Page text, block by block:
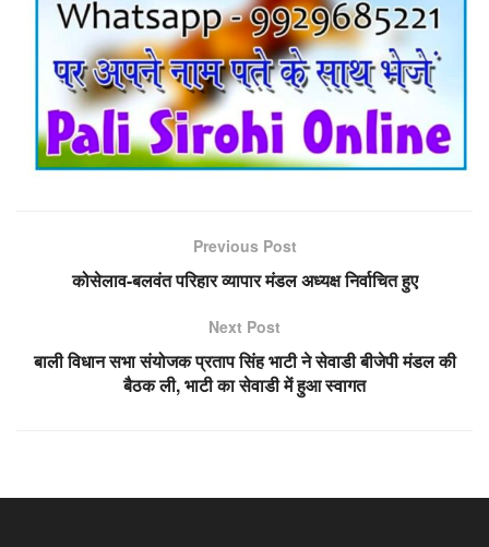
Previous Post
कोसेलाव-बलवंत परिहार व्यापार मंडल अध्यक्ष निर्वाचित हुए
Next Post
बाली विधान सभा संयोजक प्रताप सिंह भाटी ने सेवाडी बीजेपी मंडल की
बैठक ली, भाटी का सेवाडी में हुआ स्वागत